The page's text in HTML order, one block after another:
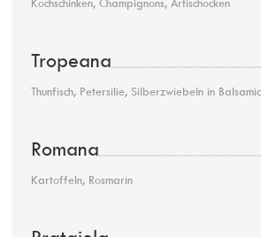
Kochschinken, Champignons, Artischocken
Tropeana
Thunfisch, Petersilie, Silberzwiebeln in
Romana
Kartoffeln, Rosmarin